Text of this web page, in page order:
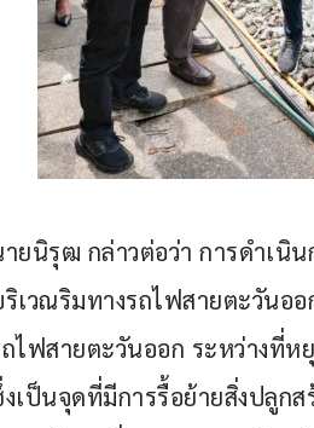
ยนิรุฒ กล่าวต่อว่า การดำเนิ
เวณริมทางรถไฟสายตะวันอ
ไฟสายตะวันออก ระหว่างที่
เป็นจุดที่มีการรื้อย้ายสิ่งปลูกส